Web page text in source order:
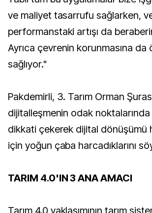
ve maliyet tasarrufu sağlarken,
performanstaki artışı da
Ayrıca çevrenin korunmasına da
sağlıyor."
Pakdemirli, 3. Tarım Orman
dijitalleşmenin odak
dikkati çekerek dijital dönüşümü
için yoğun çaba harcadıklarını
TARIM 4.0'IN 3 ANA AMACI
Tarım 4.0 yaklaşımının tarım